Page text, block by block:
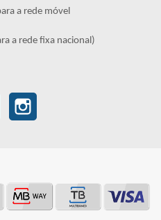
a rede móvel
a rede fixa nacional)
YouTube